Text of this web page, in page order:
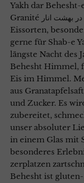
Yakh dar Behesht-
Granité یخ در بهشت انار ist eines der beliebtesten
Eissorten,
gerne für Shab-e
längste Nacht des
Behesht Himmel,
Eis im Himmel.
aus
und Zucker. Es
zubereitet,
unser absoluter
in einem Glas mit
besonderes
zerplatzen
Behesht ist